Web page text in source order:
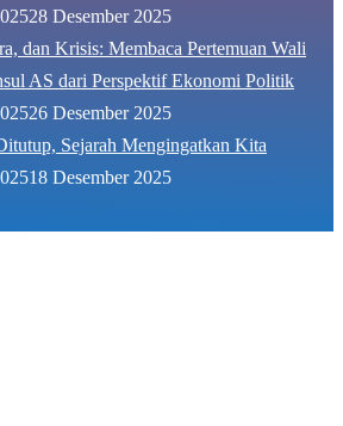
28 Desember 2025
dan Krisis: Membaca Pertemuan Wali
AS dari Perspektif Ekonomi Politik
26 Desember 2025
Sejarah Mengingatkan Kita
18 Desember 2025